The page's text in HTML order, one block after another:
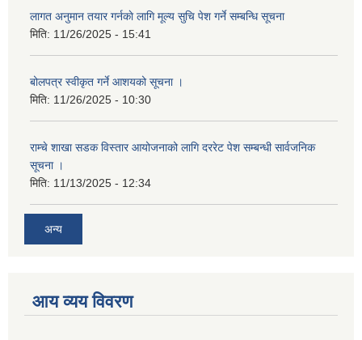
लागत अनुमान तयार गर्नकाे लागि मूल्य सुचि पेश गर्ने सम्बन्धि सूचना
मिति: 11/26/2025 - 15:41
बोलपत्र स्वीकृत गर्ने आशयको सूचना ।
मिति: 11/26/2025 - 10:30
राम्चे शाखा सडक विस्तार आयोजनाको लागि दररेट पेश सम्बन्धी सार्वजनिक
सूचना ।
मिति: 11/13/2025 - 12:34
अन्य
आय व्यय विवरण